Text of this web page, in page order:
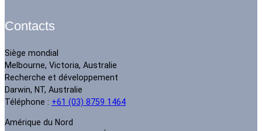
Contacts
Siège mondial
Melbourne, Victoria, Australie
Recherche et développement
Darwin, NT, Australie
Téléphone : +61 (03) 8759 1464
Amérique du Nord